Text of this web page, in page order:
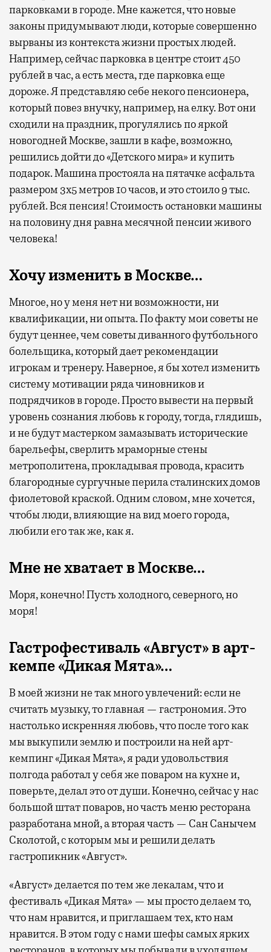
парковками в городе. Мне кажется, что новые
законы придумывают люди, которые совершенно
вырваны из контекста жизни простых людей.
Например, сейчас парковка в центре стоит 450
рублей в час, а есть места, где парковка еще
дороже. Я представляю себе некого пенсионера,
который повез внучку, например, на елку. Вот они
сходили на праздник, прогулялись по яркой
новогодней Москве, зашли в кафе, возможно,
решились дойти до «Детского мира» и купить
подарок. Машина простояла на пятачке асфальта
размером 3х5 метров 10 часов, и это стоило 9 тыс.
рублей. Вся пенсия! Стоимость остановки машины
на половину дня равна месячной пенсии живого
человека!
Хочу изменить в Москве…
Многое, но у меня нет ни возможности, ни
квалификации, ни опыта. По факту мои советы не
будут ценнее, чем советы диванного футбольного
болельщика, который дает рекомендации
игрокам и тренеру. Наверное, я бы хотел изменить
систему мотивации ряда чиновников и
подрядчиков в городе. Просто вывести на первый
уровень сознания любовь к городу, тогда, глядишь,
и не будут мастерком замазывать исторические
барельефы, сверлить мраморные стены
метрополитена, прокладывая провода, красить
благородные сургучные перила сталинских домов
фиолетовой краской. Одним словом, мне хочется,
чтобы люди, влияющие на вид моего города,
любили его так же, как я.
Мне не хватает в Москве…
Моря, конечно! Пусть холодного, северного, но
моря!
Гастрофестиваль «Август» в арт-
кемпе «Дикая Мята»…
В моей жизни не так много увлечений: если не
считать музыку, то главная — гастрономия. Это
настолько искренняя любовь, что после того как
мы выкупили землю и построили на ней арт-
кемпинг «Дикая Мята», я ради удовольствия
полгода работал у себя же поваром на кухне и,
поверьте, делал это от души. Конечно, сейчас у нас
большой штат поваров, но часть меню ресторана
разработана мной, а вторая часть — Сан Санычем
Сколотой, с которым мы и решили делать
гастропикник «Август».
«Август» делается по тем же лекалам, что и
фестиваль «Дикая Мята» — мы просто делаем то,
что нам нравится, и приглашаем тех, кто нам
нравится. В этом году с нами шефы самых ярких